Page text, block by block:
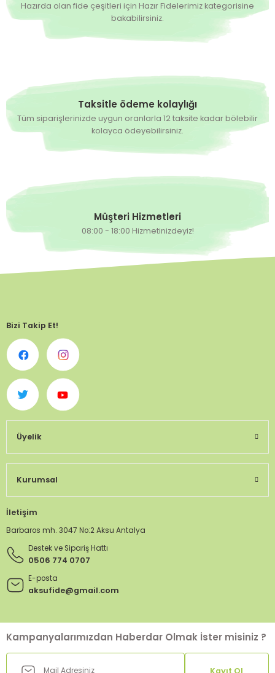
Hazırda olan fide çeşitleri için Hazır Fidelerimiz kategorisine
bakabilirsiniz.
Taksitle ödeme kolaylığı
Tüm siparişlerinizde uygun oranlarla 12 taksite kadar bölebilir
kolayca ödeyebilirsiniz.
Müşteri Hizmetleri
08:00 - 18:00 Hizmetinizdeyiz!
Bizi Takip Et!
Üyelik
Kurumsal
İletişim
Barbaros mh. 3047 No:2 Aksu Antalya
Destek ve Sipariş Hattı
0506 774 0707
E-posta
aksufide@gmail.com
Kampanyalarımızdan Haberdar Olmak İster misiniz ?
Kayıt Ol